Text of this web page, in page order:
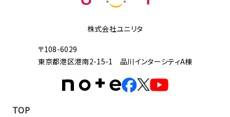
株式会社ユニリタ
〒108-6029
東京都港区港南2-15-1 品川インターシティA棟
TOP